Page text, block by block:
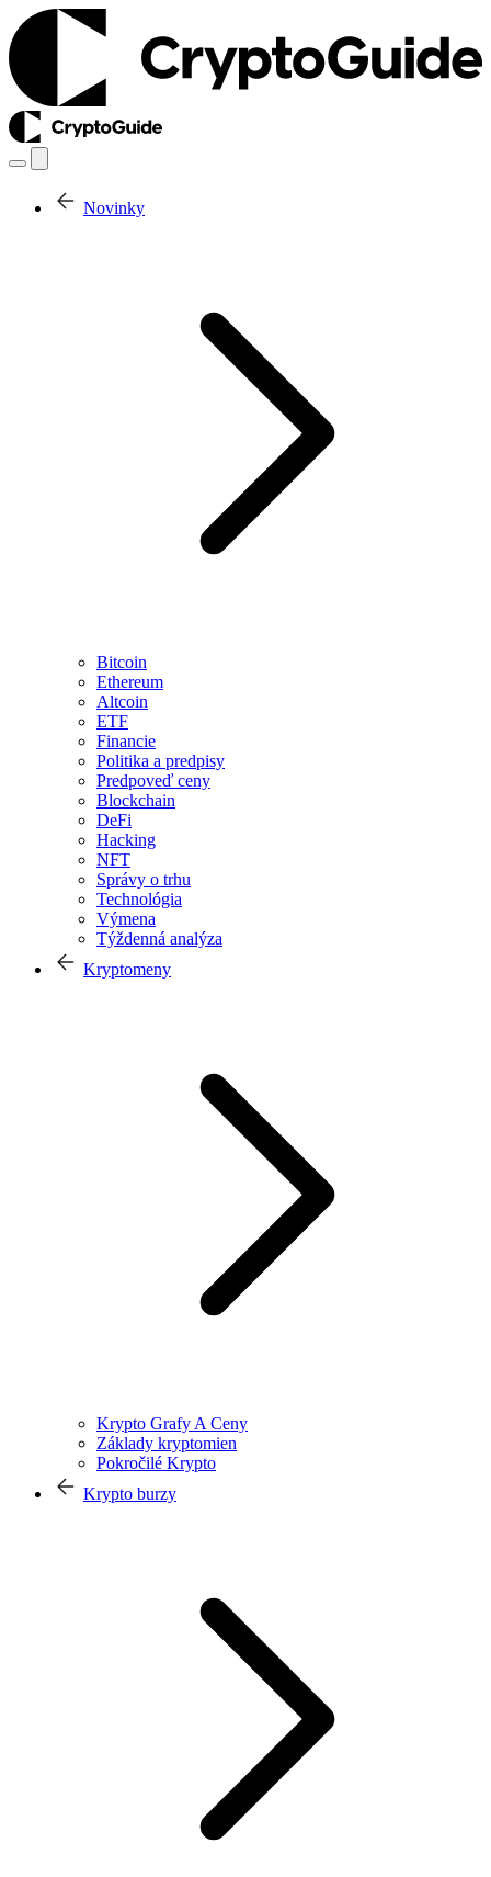
Novinky
Bitcoin
Ethereum
Altcoin
ETF
Financie
Politika a predpisy
Predpoveď ceny
Blockchain
DeFi
Hacking
NFT
Správy o trhu
Technológia
Výmena
Týždenná analýza
Kryptomeny
Krypto Grafy A Ceny
Základy kryptomien
Pokročilé Krypto
Krypto burzy